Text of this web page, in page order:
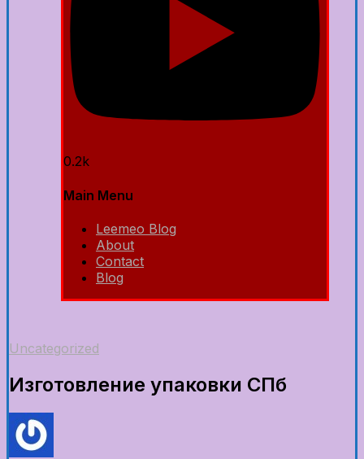
0.2k
Main Menu
Leemeo Blog
About
Contact
Blog
Uncategorized
Изготовление упаковки СПб